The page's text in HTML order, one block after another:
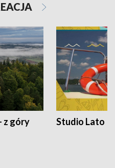
z góry
Studio Lato